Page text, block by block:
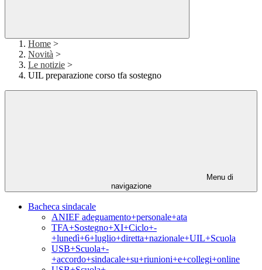
Home >
Novità >
Le notizie >
UIL preparazione corso tfa sostegno
Menu di
navigazione
Bacheca sindacale
ANIEF adeguamento+personale+ata
TFA+Sostegno+XI+Ciclo+-
+lunedì+6+luglio+diretta+nazionale+UIL+Scuola
USB+Scuola+-
+accordo+sindacale+su+riunioni+e+collegi+online